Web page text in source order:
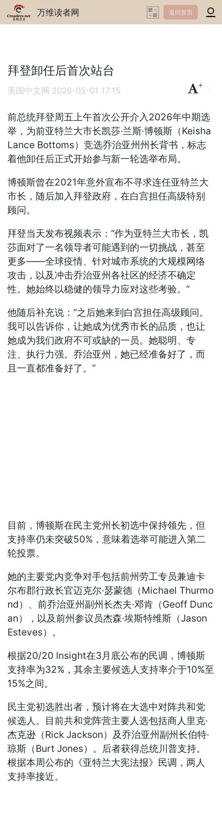
万维读者网 返回首页
拜登卸任后首次站台
美国中文网 2026-05-01 17:15
+
前总统拜登周五上午首次公开介入2026年中期选
举，为前亚特兰大市长凯莎·兰斯·博顿斯（Keisha
Lance Bottoms）竞选乔治亚州州长背书，标志
着他卸任后正式开始参与新一轮选举布局。
博顿斯曾在2021年意外宣布不寻求连任亚特兰大
市长，随后加入拜登政府，在白宫担任高级特别
顾问。
拜登当天发布视频表示：“作为亚特兰大市长，凯
莎面对了一名领导者可能遇到的一切挑战，甚至
更多——全球疫情、针对城市系统的大规模网络
攻击，以及冲击乔治亚州各社区的经济不确定
性。她始终以稳健的领导力应对这些考验。”
他随后补充说：“之后她来到白宫担任高级顾问。
我可以告诉你，让她成为优秀市长的品质，也让
她成为我们政府不可或缺的一员。她聪明、专
注、执行力强。乔治亚州，她已经准备好了，而
且一直都准备好了。”
目前，博顿斯在民主党州长初选中保持领先，但
支持率仍未突破50%，意味着选举可能进入第二
轮投票。
她的主要党内竞争对手包括前州劳工专员兼迪卡
尔布郡行政长官迈克尔·瑟蒙德（Michael Thurmo
nd）、前乔治亚州副州长杰夫·邓肯（Geoff Dunc
an），以及前州参议员杰森·埃斯特维斯（Jason
Esteves）。
根据20/20 Insight在3月底公布的民调，博顿斯
支持率为32%，其余主要候选人支持率介于10%至
15%之间。
民主党初选胜出者，预计将在大选中对阵共和党
候选人。目前共和党阵营主要人选包括商人里克·
杰克逊（Rick Jackson）及乔治亚州副州长伯特·
琼斯（Burt Jones）。后者获得总统川普支持。
根据本周公布的《亚特兰大宪法报》民调，两人
支持率接近。